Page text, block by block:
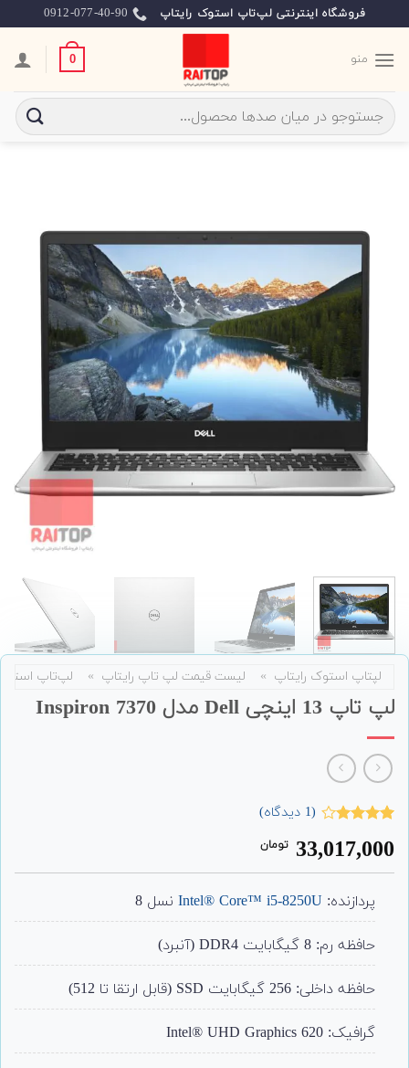
to
content
فروشگاه اینترنتی لپ‌تاپ استوک رایتاپ 0912-077-40-90
منو 0
جستجو
برای:
لپتاپ استوک رایتاپ » لیست قیمت لپ تاپ رایتاپ » لپ‌تاپ
لپ تاپ 13 اینچی Dell مدل Inspiron 7370
4.00
از 5
مشتری
(
1 دیدگاه)
33,017,000 تومان
پردازنده: Intel® Core™ i5-8250Uنسل 8
حافظه رم: 8 گیگابایت DDR4 (آنبرد)
حافظه داخلی: 256 گیگابایت SSD (قابل ارتقا تا 512)
گرافیک: Intel® UHD Graphics 620